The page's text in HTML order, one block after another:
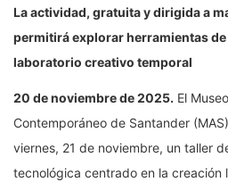
La actividad, gratuita y dirigida a
permitirá explorar herramientas de
laboratorio creativo temporal
20 de noviembre de 2025. El
Contemporáneo de Santander
viernes, 21 de noviembre, un taller
tecnológica centrado en la creación